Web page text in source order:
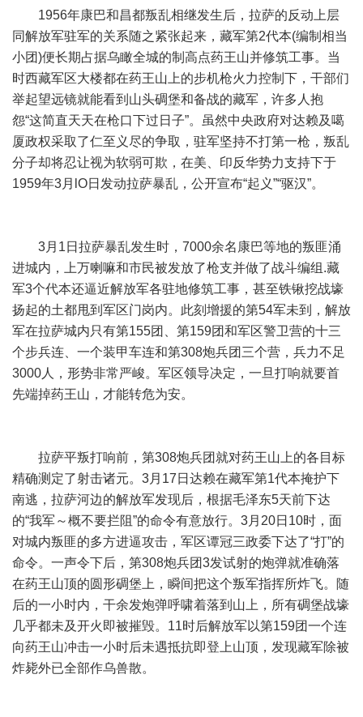
1956年康巴和昌都叛乱相继发生后，拉萨的反动上层
同解放军驻军的关系随之紧张起来，藏军第2代本(编制相当
小团)便长期占据乌瞰全城的制高点药王山并修筑工事。当
时西藏军区大楼都在药王山上的步机枪火力控制下，干部们
举起望远镜就能看到山头碉堡和备战的藏军，许多人抱
怨“这简直天天在枪口下过日子”。虽然中央政府对达赖及噶
厦政权采取了仁至义尽的争取，驻军坚持不打第一枪，叛乱
分子却将忍让视为软弱可欺，在美、印反华势力支持下于
1959年3月lO日发动拉萨暴乱，公开宣布“起义”“驱汉”。
3月1日拉萨暴乱发生时，7000余名康巴等地的叛匪涌
进城内，上万喇嘛和市民被发放了枪支并做了战斗编组.藏
军3个代本还逼近解放军各驻地修筑工事，甚至铁锹挖战壕
扬起的土都甩到军区门岗内。此刻增援的第54军未到，解放
军在拉萨城内只有第155团、第159团和军区警卫营的十三
个步兵连、一个装甲车连和第308炮兵团三个营，兵力不足
3000人，形势非常严峻。军区领导决定，一旦打响就要首
先端掉药王山，才能转危为安。
拉萨平叛打响前，第308炮兵团就对药王山上的各目标
精确测定了射击诸元。3月17日达赖在藏军第1代本掩护下
南逃，拉萨河边的解放军发现后，根据毛泽东5天前下达
的“我军～概不要拦阻”的命令有意放行。3月20日10时，面
对城内叛匪的多方进逼攻击，军区谭冠三政委下达了“打”的
命令。一声令下后，第308炮兵团3发试射的炮弹就准确落
在药王山顶的圆形碉堡上，瞬间把这个叛军指挥所炸飞。随
后的一小时内，干余发炮弹呼啸着落到山上，所有碉堡战壕
几乎都未及开火即被摧毁。11时后解放军以第159团一个连
向药王山冲击一小时后未遇抵抗即登上山顶，发现藏军除被
炸毙外已全部作乌兽散。